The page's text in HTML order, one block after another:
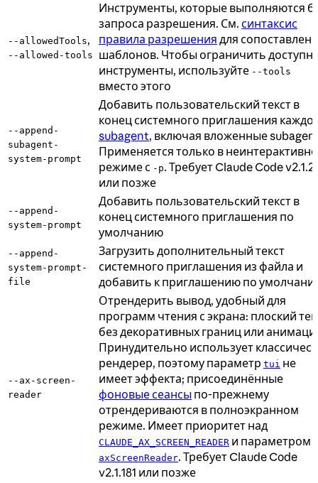
--allowedTools,
--allowed-tools
Инструменты, которые выполняются
запроса разрешения. См. синтаксис
правила разрешения для
шаблонов. Чтобы ограничить
инструменты, используйте --tools
вместо этого
--append-
subagent-
system-prompt
Добавить пользовательский текст в
конец системного приглашения
subagent, включая вложенные
Применяется только в
режиме с -p. Требует Claude Code
или позже
--append-
system-prompt
Добавить пользовательский текст в
конец системного приглашения по
умолчанию
--append-
system-prompt-
file
Загрузить дополнительный текст
системного приглашения из файла и
добавить к приглашению по
--ax-screen-
reader
Отрендерить вывод, удобный для
программ чтения с экрана: плоский
без декоративных границ или
Принудительно использует
рендерер, поэтому параметр tui не
имеет эффекта; присоединённые
фоновые сеансы по-прежнему
отрендериваются в полноэкранном
режиме. Имеет приоритет над
CLAUDE_AX_SCREEN_READER и параметром
axScreenReader. Требует Claude Code
v2.1.181 или позже